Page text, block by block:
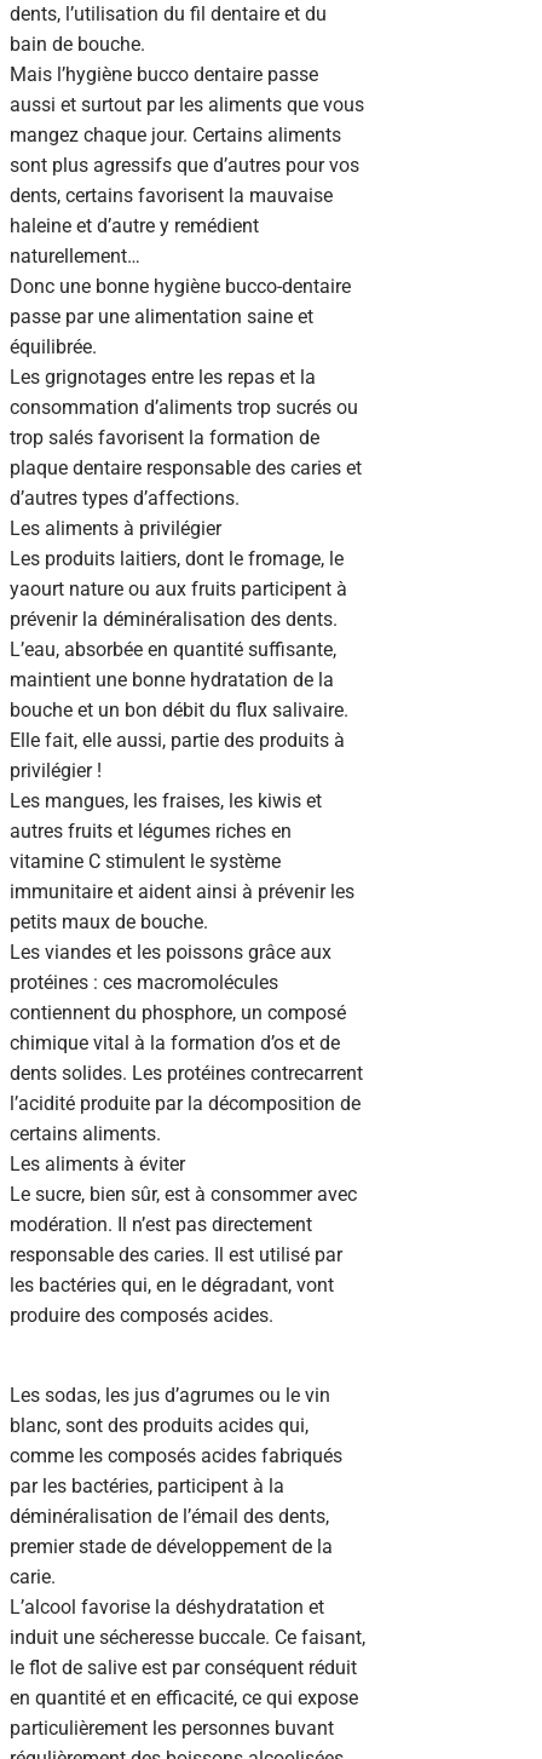
dents, l’utilisation du fil dentaire et du
bain de bouche.
Mais l’hygiène bucco dentaire passe
aussi et surtout par les aliments que vous
mangez chaque jour. Certains aliments
sont plus agressifs que d’autres pour vos
dents, certains favorisent la mauvaise
haleine et d’autre y remédient
naturellement…
Donc une bonne hygiène bucco-dentaire
passe par une alimentation saine et
équilibrée.
Les grignotages entre les repas et la
consommation d’aliments trop sucrés ou
trop salés favorisent la formation de
plaque dentaire responsable des caries et
d’autres types d’affections.
Les aliments à privilégier
Les produits laitiers, dont le fromage, le
yaourt nature ou aux fruits participent à
prévenir la déminéralisation des dents.
L’eau, absorbée en quantité suffisante,
maintient une bonne hydratation de la
bouche et un bon débit du flux salivaire.
Elle fait, elle aussi, partie des produits à
privilégier !
Les mangues, les fraises, les kiwis et
autres fruits et légumes riches en
vitamine C stimulent le système
immunitaire et aident ainsi à prévenir les
petits maux de bouche.
Les viandes et les poissons grâce aux
protéines : ces macromolécules
contiennent du phosphore, un composé
chimique vital à la formation d’os et de
dents solides. Les protéines contrecarrent
l’acidité produite par la décomposition de
certains aliments.
Les aliments à éviter
Le sucre, bien sûr, est à consommer avec
modération. Il n’est pas directement
responsable des caries. Il est utilisé par
les bactéries qui, en le dégradant, vont
produire des composés acides.
Les sodas, les jus d’agrumes ou le vin
blanc, sont des produits acides qui,
comme les composés acides fabriqués
par les bactéries, participent à la
déminéralisation de l’émail des dents,
premier stade de développement de la
carie.
L’alcool favorise la déshydratation et
induit une sécheresse buccale. Ce faisant,
le flot de salive est par conséquent réduit
en quantité et en efficacité, ce qui expose
particulièrement les personnes buvant